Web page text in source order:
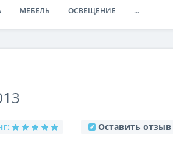
МЕБЕЛЬ ОСВЕЩЕНИЕ ...
Оставить отзыв